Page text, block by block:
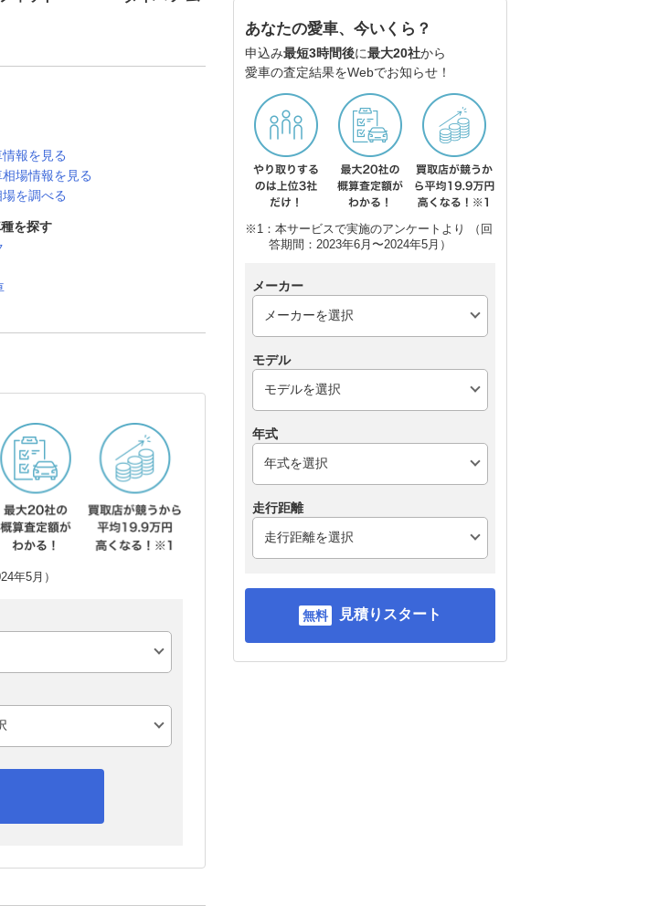
報を見る
場情報を見る
を調べる
を探す
年5月）
あなたの愛車、今いくら？
申込み最短3時間後に最大20社から
愛車の査定結果をWebでお知らせ！
※1：本サービスで実施のアンケートより （回
答期間：2023年6月〜2024年5月）
メーカー
モデル
年式
走行距離
見積りスタート